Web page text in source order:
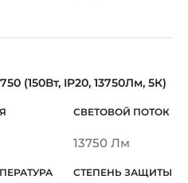
(150Вт, IP20, 13750Лм, 5К)
13750 Лм